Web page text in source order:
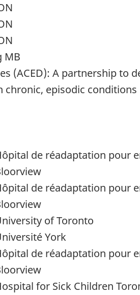
MB
(ACED): A partnership to
episodic conditions
de réadaptation pour
de réadaptation pour
of Toronto
York
de réadaptation pour
for Sick Children